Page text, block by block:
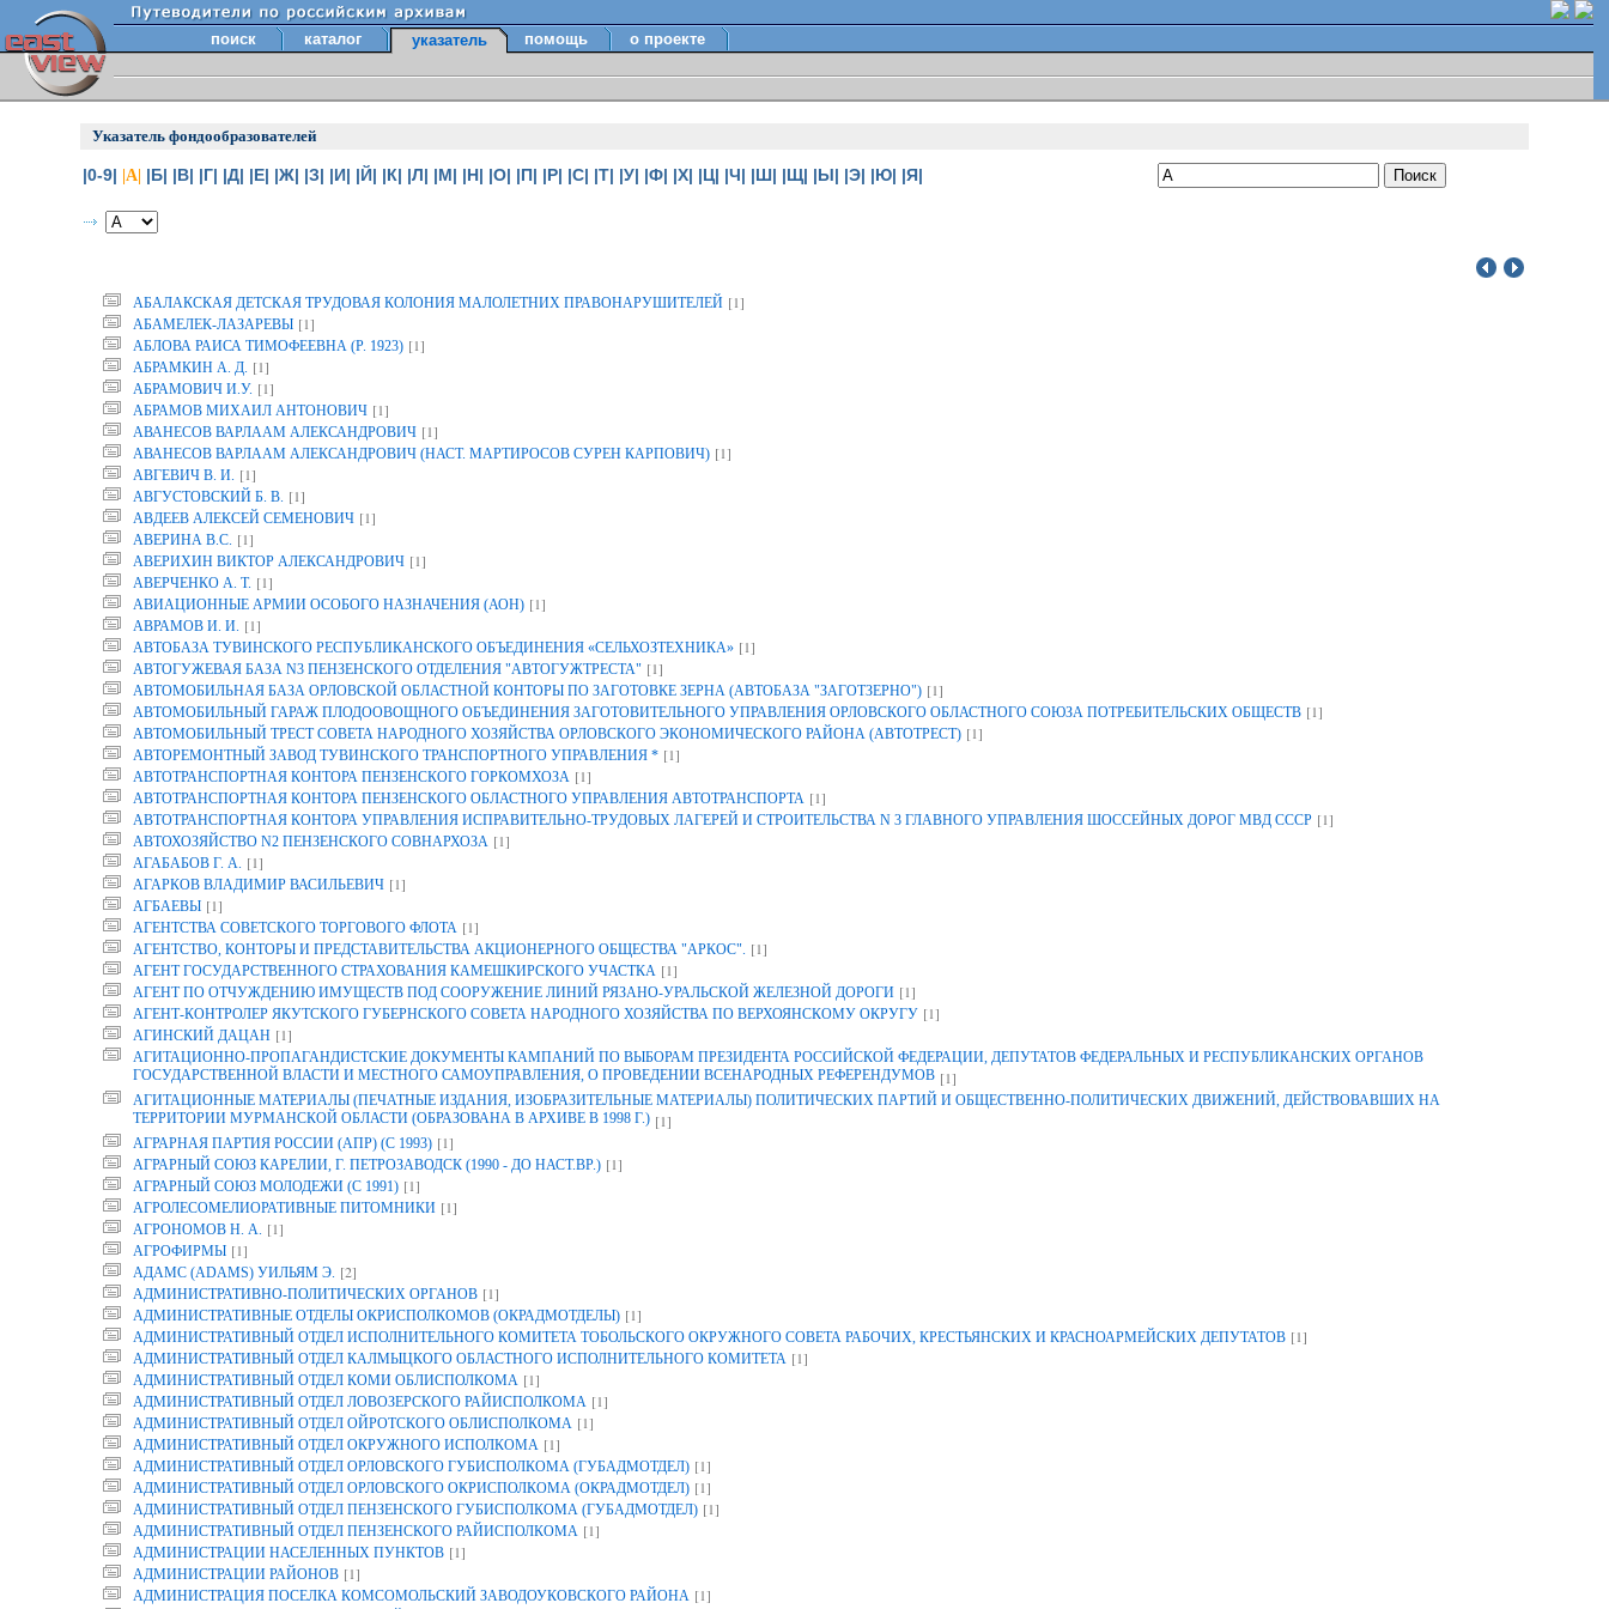
поиск каталог указатель помощь о проекте
Указатель фондообразователей
|0-9| |А| |Б| |В| |Г| |Д| |Е| |Ж| |З| |И| |Й| |К| |Л| |М| |Н| |О| |П| |Р| |С| |Т| |У| |Ф| |Х| |Ц| |Ч| |Ш| |Щ| |Ы| |Э| |Ю| |Я|
АБАЛАКСКАЯ ДЕТСКАЯ ТРУДОВАЯ КОЛОНИЯ МАЛОЛЕТНИХ ПРАВОНАРУШИТЕЛЕЙ [1]
АБАМЕЛЕК-ЛАЗАРЕВЫ [1]
АБЛОВА РАИСА ТИМОФЕЕВНА (Р. 1923) [1]
АБРАМКИН А. Д. [1]
АБРАМОВИЧ И.У. [1]
АБРАМОВ МИХАИЛ АНТОНОВИЧ [1]
АВАНЕСОВ ВАРЛААМ АЛЕКСАНДРОВИЧ [1]
АВАНЕСОВ ВАРЛААМ АЛЕКСАНДРОВИЧ (НАСТ. МАРТИРОСОВ СУРЕН КАРПОВИЧ) [1]
АВГЕВИЧ В. И. [1]
АВГУСТОВСКИЙ Б. В. [1]
АВДЕЕВ АЛЕКСЕЙ СЕМЕНОВИЧ [1]
АВЕРИНА B.C. [1]
АВЕРИХИН ВИКТОР АЛЕКСАНДРОВИЧ [1]
АВЕРЧЕНКО А. Т. [1]
АВИАЦИОННЫЕ АРМИИ ОСОБОГО НАЗНАЧЕНИЯ (АОН) [1]
АВРАМОВ И. И. [1]
АВТОБАЗА ТУВИНСКОГО РЕСПУБЛИКАНСКОГО ОБЪЕДИНЕНИЯ «СЕЛЬХОЗТЕХНИКА» [1]
АВТОГУЖЕВАЯ БАЗА N3 ПЕНЗЕНСКОГО ОТДЕЛЕНИЯ "АВТОГУЖТРЕСТА" [1]
АВТОМОБИЛЬНАЯ БАЗА ОРЛОВСКОЙ ОБЛАСТНОЙ КОНТОРЫ ПО ЗАГОТОВКЕ ЗЕРНА (АВТОБАЗА "ЗАГОТЗЕРНО") [1]
АВТОМОБИЛЬНЫЙ ГАРАЖ ПЛОДООВОЩНОГО ОБЪЕДИНЕНИЯ ЗАГОТОВИТЕЛЬНОГО УПРАВЛЕНИЯ ОРЛОВСКОГО ОБЛАСТНОГО СОЮЗА ПОТРЕБИТЕЛЬСКИХ ОБЩЕСТВ [1]
АВТОМОБИЛЬНЫЙ ТРЕСТ СОВЕТА НАРОДНОГО ХОЗЯЙСТВА ОРЛОВСКОГО ЭКОНОМИЧЕСКОГО РАЙОНА (АВТОТРЕСТ) [1]
АВТОРЕМОНТНЫЙ ЗАВОД ТУВИНСКОГО ТРАНСПОРТНОГО УПРАВЛЕНИЯ * [1]
АВТОТРАНСПОРТНАЯ КОНТОРА ПЕНЗЕНСКОГО ГОРКОМХОЗА [1]
АВТОТРАНСПОРТНАЯ КОНТОРА ПЕНЗЕНСКОГО ОБЛАСТНОГО УПРАВЛЕНИЯ АВТОТРАНСПОРТА [1]
АВТОТРАНСПОРТНАЯ КОНТОРА УПРАВЛЕНИЯ ИСПРАВИТЕЛЬНО-ТРУДОВЫХ ЛАГЕРЕЙ И СТРОИТЕЛЬСТВА N 3 ГЛАВНОГО УПРАВЛЕНИЯ ШОССЕЙНЫХ ДОРОГ МВД СССР [1]
АВТОХОЗЯЙСТВО N2 ПЕНЗЕНСКОГО СОВНАРХОЗА [1]
АГАБАБОВ Г. А. [1]
АГАРКОВ ВЛАДИМИР ВАСИЛЬЕВИЧ [1]
АГБАЕВЫ [1]
АГЕНТСТВА СОВЕТСКОГО ТОРГОВОГО ФЛОТА [1]
АГЕНТСТВО, КОНТОРЫ И ПРЕДСТАВИТЕЛЬСТВА АКЦИОНЕРНОГО ОБЩЕСТВА "АРКОС". [1]
АГЕНТ ГОСУДАРСТВЕННОГО СТРАХОВАНИЯ КАМЕШКИРСКОГО УЧАСТКА [1]
АГЕНТ ПО ОТЧУЖДЕНИЮ ИМУЩЕСТВ ПОД СООРУЖЕНИЕ ЛИНИЙ РЯЗАНО-УРАЛЬСКОЙ ЖЕЛЕЗНОЙ ДОРОГИ [1]
АГЕНТ-КОНТРОЛЕР ЯКУТСКОГО ГУБЕРНСКОГО СОВЕТА НАРОДНОГО ХОЗЯЙСТВА ПО ВЕРХОЯНСКОМУ ОКРУГУ [1]
АГИНСКИЙ ДАЦАН [1]
АГИТАЦИОННО-ПРОПАГАНДИСТСКИЕ ДОКУМЕНТЫ КАМПАНИЙ ПО ВЫБОРАМ ПРЕЗИДЕНТА РОССИЙСКОЙ ФЕДЕРАЦИИ, ДЕПУТАТОВ ФЕДЕРАЛЬНЫХ И РЕСПУБЛИКАНСКИХ ОРГАНОВ
ГОСУДАРСТВЕННОЙ ВЛАСТИ И МЕСТНОГО САМОУПРАВЛЕНИЯ, О ПРОВЕДЕНИИ ВСЕНАРОДНЫХ РЕФЕРЕНДУМОВ [1]
АГИТАЦИОННЫЕ МАТЕРИАЛЫ (ПЕЧАТНЫЕ ИЗДАНИЯ, ИЗОБРАЗИТЕЛЬНЫЕ МАТЕРИАЛЫ) ПОЛИТИЧЕСКИХ ПАРТИЙ И ОБЩЕСТВЕННО-ПОЛИТИЧЕСКИХ ДВИЖЕНИЙ, ДЕЙСТВОВАВШИХ НА
ТЕРРИТОРИИ МУРМАНСКОЙ ОБЛАСТИ (ОБРАЗОВАНА В АРХИВЕ В 1998 Г.) [1]
АГРАРНАЯ ПАРТИЯ РОССИИ (АПР) (С 1993) [1]
АГРАРНЫЙ СОЮЗ КАРЕЛИИ, Г. ПЕТРОЗАВОДСК (1990 - ДО НАСТ.ВР.) [1]
АГРАРНЫЙ СОЮЗ МОЛОДЕЖИ (С 1991) [1]
АГРОЛЕСОМЕЛИОРАТИВНЫЕ ПИТОМНИКИ [1]
АГРОНОМОВ Н. А. [1]
АГРОФИРМЫ [1]
АДАМС (ADAMS) УИЛЬЯМ Э. [2]
АДМИНИСТРАТИВНО-ПОЛИТИЧЕСКИХ ОРГАНОВ [1]
АДМИНИСТРАТИВНЫЕ ОТДЕЛЫ ОКРИСПОЛКОМОВ (ОКРАДМОТДЕЛЫ) [1]
АДМИНИСТРАТИВНЫЙ ОТДЕЛ ИСПОЛНИТЕЛЬНОГО КОМИТЕТА ТОБОЛЬСКОГО ОКРУЖНОГО СОВЕТА РАБОЧИХ, КРЕСТЬЯНСКИХ И КРАСНОАРМЕЙСКИХ ДЕПУТАТОВ [1]
АДМИНИСТРАТИВНЫЙ ОТДЕЛ КАЛМЫЦКОГО ОБЛАСТНОГО ИСПОЛНИТЕЛЬНОГО КОМИТЕТА [1]
АДМИНИСТРАТИВНЫЙ ОТДЕЛ КОМИ ОБЛИСПОЛКОМА [1]
АДМИНИСТРАТИВНЫЙ ОТДЕЛ ЛОВОЗЕРСКОГО РАЙИСПОЛКОМА [1]
АДМИНИСТРАТИВНЫЙ ОТДЕЛ ОЙРОТСКОГО ОБЛИСПОЛКОМА [1]
АДМИНИСТРАТИВНЫЙ ОТДЕЛ ОКРУЖНОГО ИСПОЛКОМА [1]
АДМИНИСТРАТИВНЫЙ ОТДЕЛ ОРЛОВСКОГО ГУБИСПОЛКОМА (ГУБАДМОТДЕЛ) [1]
АДМИНИСТРАТИВНЫЙ ОТДЕЛ ОРЛОВСКОГО ОКРИСПОЛКОМА (ОКРАДМОТДЕЛ) [1]
АДМИНИСТРАТИВНЫЙ ОТДЕЛ ПЕНЗЕНСКОГО ГУБИСПОЛКОМА (ГУБАДМОТДЕЛ) [1]
АДМИНИСТРАТИВНЫЙ ОТДЕЛ ПЕНЗЕНСКОГО РАЙИСПОЛКОМА [1]
АДМИНИСТРАЦИИ НАСЕЛЕННЫХ ПУНКТОВ [1]
АДМИНИСТРАЦИИ РАЙОНОВ [1]
АДМИНИСТРАЦИЯ ПОСЕЛКА КОМСОМОЛЬСКИЙ ЗАВОДОУКОВСКОГО РАЙОНА [1]